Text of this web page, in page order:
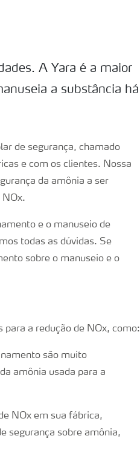
A Yara é a maior
a substância há
de segurança, chamado
e com os clientes. Nossa
da amônia a ser
NOx.
e o manuseio de
todas as dúvidas. Se
sobre o manuseio e o
para a redução de NOx, como:
são muito
amônia usada para a
NOx em sua fábrica,
segurança sobre amônia,